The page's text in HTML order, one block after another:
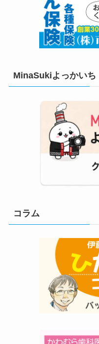
MinaSukiよっかいち
コラム